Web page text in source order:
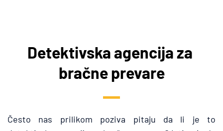
Detektivska agencija za
bračne prevare
Često nas prilikom poziva pitaju da li je to